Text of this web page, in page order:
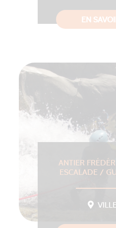
EN
ANTIER
ESCALADE /